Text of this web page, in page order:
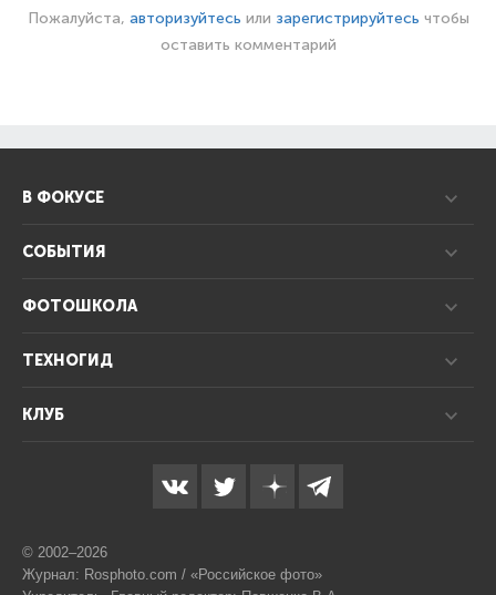
Пожалуйста, авторизуйтесь или зарегистрируйтесь чтобы
оставить комментарий
В ФОКУСЕ
СОБЫТИЯ
ФОТОШКОЛА
ТЕХНОГИД
КЛУБ
© 2002–2026
Журнал: Rosphoto.com / «Российское фото»